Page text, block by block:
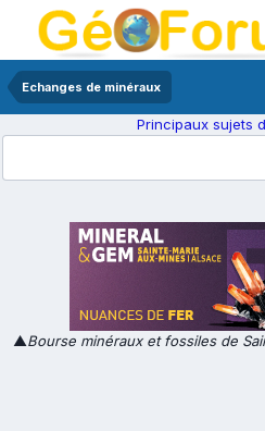
Echanges de minéraux
Principaux sujets
▲Bourse minéraux et fossiles de